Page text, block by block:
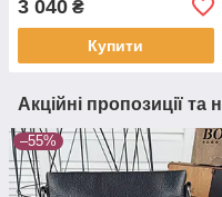
3 040 ₴
Купити
Акційні пропозиції та
–55%